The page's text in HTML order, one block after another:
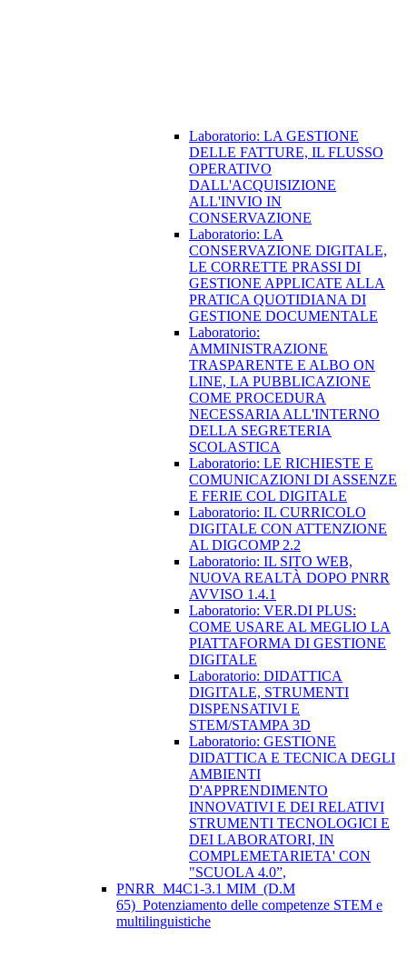
Laboratorio: LA GESTIONE
DELLE FATTURE, IL FLUSSO
OPERATIVO
DALL'ACQUISIZIONE
ALL'INVIO IN
CONSERVAZIONE
Laboratorio: LA
CONSERVAZIONE DIGITALE,
LE CORRETTE PRASSI DI
GESTIONE APPLICATE ALLA
PRATICA QUOTIDIANA DI
GESTIONE DOCUMENTALE
Laboratorio:
AMMINISTRAZIONE
TRASPARENTE E ALBO ON
LINE, LA PUBBLICAZIONE
COME PROCEDURA
NECESSARIA ALL'INTERNO
DELLA SEGRETERIA
SCOLASTICA
Laboratorio: LE RICHIESTE E
COMUNICAZIONI DI ASSENZE
E FERIE COL DIGITALE
Laboratorio: IL CURRICOLO
DIGITALE CON ATTENZIONE
AL DIGCOMP 2.2
Laboratorio: IL SITO WEB,
NUOVA REALTÀ DOPO PNRR
AVVISO 1.4.1
Laboratorio: VER.DI PLUS:
COME USARE AL MEGLIO LA
PIATTAFORMA DI GESTIONE
DIGITALE
Laboratorio: DIDATTICA
DIGITALE, STRUMENTI
DISPENSATIVI E
STEM/STAMPA 3D
Laboratorio: GESTIONE
DIDATTICA E TECNICA DEGLI
AMBIENTI
D'APPRENDIMENTO
INNOVATIVI E DEI RELATIVI
STRUMENTI TECNOLOGICI E
DEI LABORATORI, IN
COMPLEMETARIETA' CON
"SCUOLA 4.0”,
PNRR_M4C1-3.1 MIM_(D.M
65)_Potenziamento delle competenze STEM e
multilinguistiche